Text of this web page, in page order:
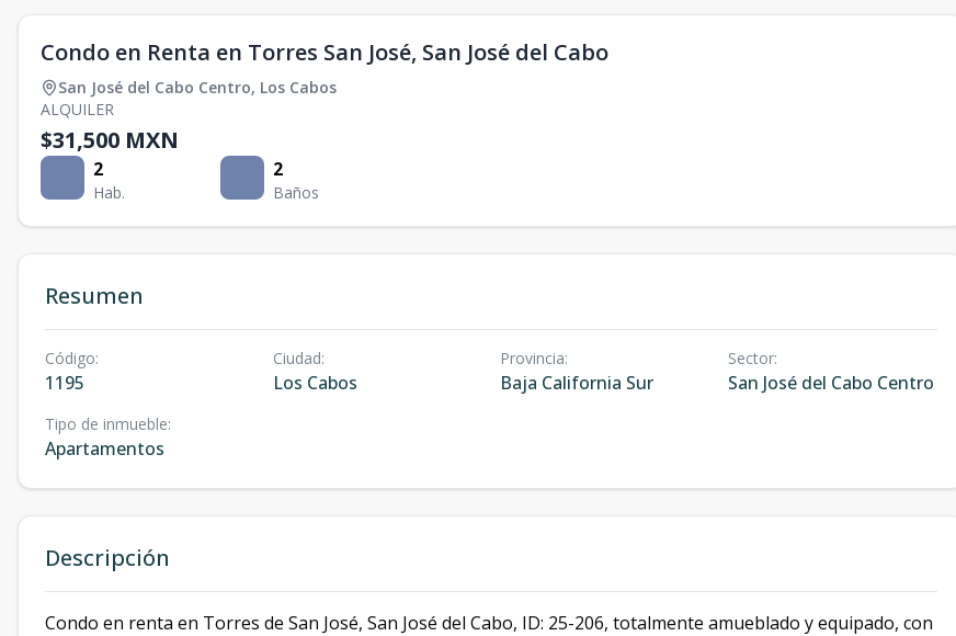
Condo en Renta en Torres San José, San José del Cabo
San José del Cabo Centro, Los Cabos
ALQUILER
$31,500 MXN
2
Hab.
2
Baños
Resumen
Código:
1195
Ciudad:
Los Cabos
Provincia:
Baja California Sur
Sector:
San José del Cabo Centro
Tipo de inmueble:
Apartamentos
Descripción
Condo en renta en Torres de San José, San José del Cabo, ID: 25-206, totalmente amueblado y equipado, con